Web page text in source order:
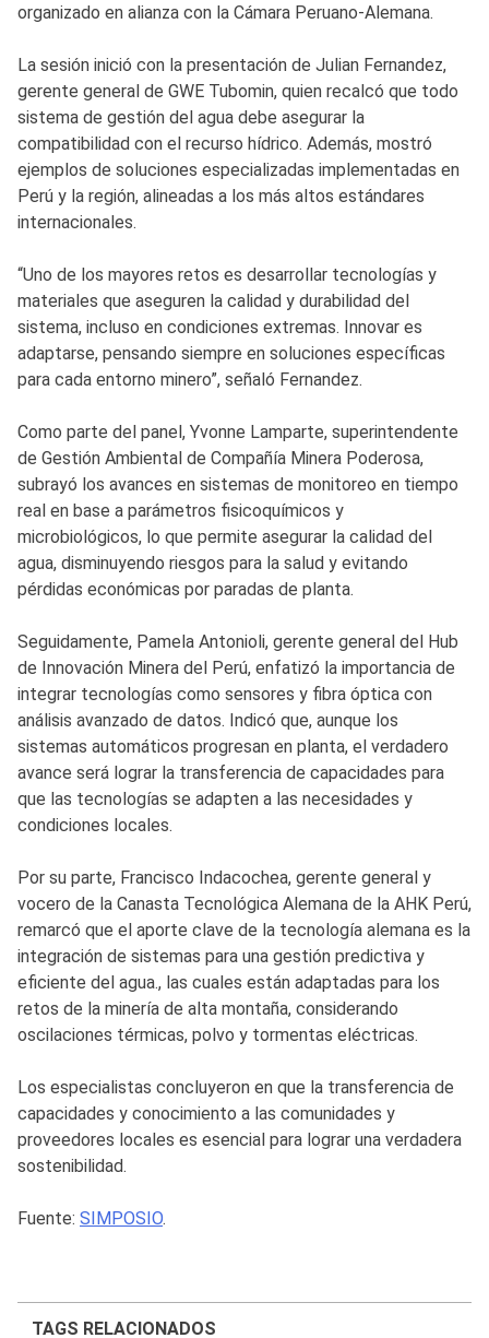
organizado en alianza con la Cámara Peruano-Alemana.
La sesión inició con la presentación de Julian Fernandez,
gerente general de GWE Tubomin, quien recalcó que todo
sistema de gestión del agua debe asegurar la
compatibilidad con el recurso hídrico. Además, mostró
ejemplos de soluciones especializadas implementadas en
Perú y la región, alineadas a los más altos estándares
internacionales.
“Uno de los mayores retos es desarrollar tecnologías y
materiales que aseguren la calidad y durabilidad del
sistema, incluso en condiciones extremas. Innovar es
adaptarse, pensando siempre en soluciones específicas
para cada entorno minero”, señaló Fernandez.
Como parte del panel, Yvonne Lamparte, superintendente
de Gestión Ambiental de Compañía Minera Poderosa,
subrayó los avances en sistemas de monitoreo en tiempo
real en base a parámetros fisicoquímicos y
microbiológicos, lo que permite asegurar la calidad del
agua, disminuyendo riesgos para la salud y evitando
pérdidas económicas por paradas de planta.
Seguidamente, Pamela Antonioli, gerente general del Hub
de Innovación Minera del Perú, enfatizó la importancia de
integrar tecnologías como sensores y fibra óptica con
análisis avanzado de datos. Indicó que, aunque los
sistemas automáticos progresan en planta, el verdadero
avance será lograr la transferencia de capacidades para
que las tecnologías se adapten a las necesidades y
condiciones locales.
Por su parte, Francisco Indacochea, gerente general y
vocero de la Canasta Tecnológica Alemana de la AHK Perú,
remarcó que el aporte clave de la tecnología alemana es la
integración de sistemas para una gestión predictiva y
eficiente del agua., las cuales están adaptadas para los
retos de la minería de alta montaña, considerando
oscilaciones térmicas, polvo y tormentas eléctricas.
Los especialistas concluyeron en que la transferencia de
capacidades y conocimiento a las comunidades y
proveedores locales es esencial para lograr una verdadera
sostenibilidad.
Fuente: SIMPOSIO.
TAGS RELACIONADOS